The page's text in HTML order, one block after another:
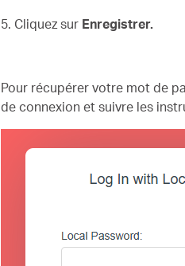
5. Cliquez sur Enregistrer.
Pour récupérer votre mot de
de connexion et suivre les